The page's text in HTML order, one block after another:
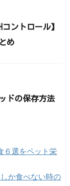
ントロール】
め
ドの保存方法
６選をペット栄
か食べない時の